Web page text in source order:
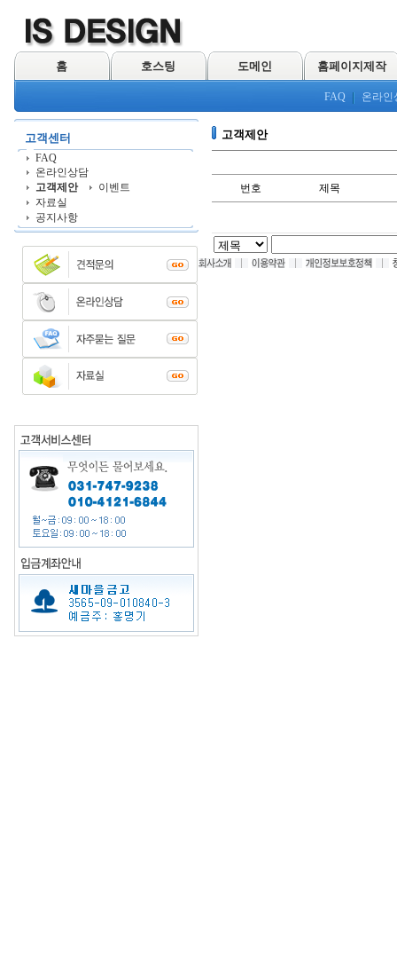
홈 호스팅 도메인 홈페이지제작
FAQ 온라인
고객센터
FAQ
온라인상담
고객제안
이벤트
자료실
공지사항
고객제안
번호 제목